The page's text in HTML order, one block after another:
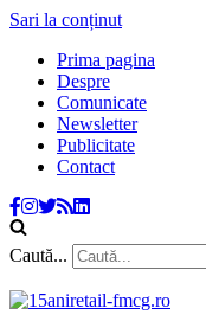
Sari la conținut
Prima pagina
Despre
Comunicate
Newsletter
Publicitate
Contact
Caută...